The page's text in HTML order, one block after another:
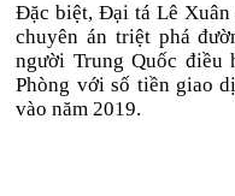
Đặc biệt, Đại tá Lê
chuyên án triệt phá
người Trung Quốc
Phòng với số tiền giao
vào năm 2019.